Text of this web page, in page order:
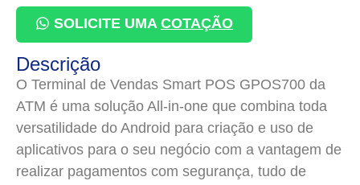
SOLICITE UMA COTAÇÃO
Descrição
O Terminal de Vendas Smart POS GPOS700 da
ATM é uma solução All-in-one que combina toda
versatilidade do Android para criação e uso de
aplicativos para o seu negócio com a vantagem de
realizar pagamentos com segurança, tudo de